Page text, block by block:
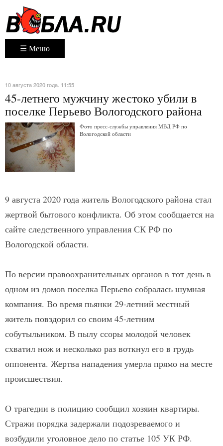
☰ Меню
10 августа 2020 года. 11:55
45-летнего мужчину жестоко убили в
поселке Перьево Вологодского района
Фото пресс-службы управления МВД РФ по
Вологодской области
9 августа 2020 года житель Вологодского района стал
жертвой бытового конфликта. Об этом сообщается на
сайте следственного управления СК РФ по
Вологодской области.
По версии правоохранительных органов в тот день в
одном из домов поселка Перьево собралась шумная
компания. Во время пьянки 29-летний местный
житель повздорил со своим 45-летним
собутыльником. В пылу ссоры молодой человек
схватил нож и несколько раз воткнул его в грудь
оппонента. Жертва нападения умерла прямо на месте
происшествия.
О трагедии в полицию сообщил хозяин квартиры.
Стражи порядка задержали подозреваемого и
возбудили уголовное дело по статье 105 УК РФ.